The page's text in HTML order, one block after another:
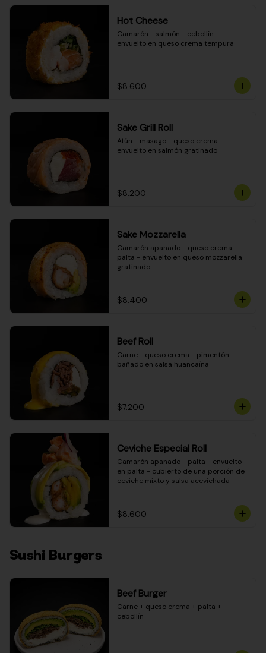
Hot Cheese
Camarón - salmón - cebollín -
envuelto en queso crema tempura
$8.600
Sake Grill Roll
Atún - masago - queso crema -
envuelto en salmón gratinado
$8.200
Sake Mozzarella
Camarón apanado - queso crema -
palta - envuelto en queso mozzarella
gratinado
$8.400
Beef Roll
Carne - queso crema - pimentón -
bañado en salsa huancaína
$7.200
Ceviche Especial Roll
Camarón apanado - palta - envuelto
en palta - cubierto de una porción de
ceviche mixto y salsa acevichada
$8.600
Sushi Burgers
Beef Burger
Carne + queso crema + palta +
cebollín